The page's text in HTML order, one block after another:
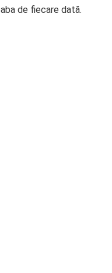
de fiecare dată.